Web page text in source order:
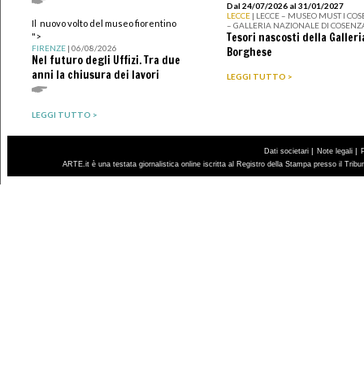
Il nuovo volto del museo fiorentino
">
FIRENZE| 06/08/2026
Nel futuro degli Uffizi. Tra due
anni la chiusura dei lavori
LEGGI TUTTO >
Dal 24/07/2026 al 31/01/2027
LECCE | LECCE – MUSEO MUST I
– GALLERIA NAZIONALE DI
Tesori nascosti della
Borghese
LEGGI TUTTO >
Dati societari | Note legali |
ARTE.it è una testata giornalistica online iscritta al Registro della Stampa presso il